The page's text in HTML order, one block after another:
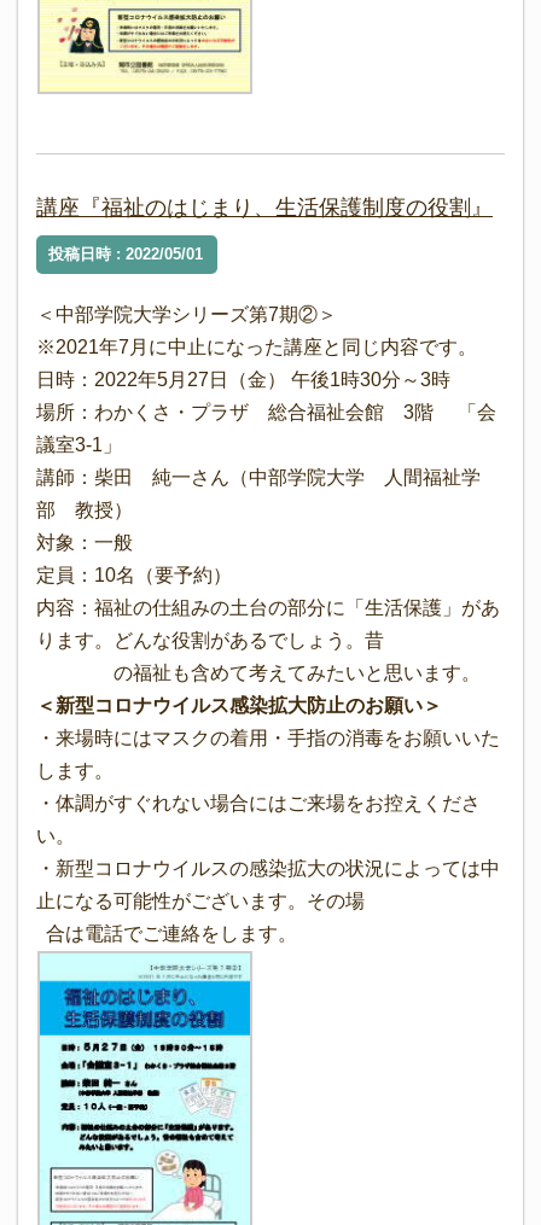
講座『福祉のはじまり、生活保護制度の役割』
投稿日時 : 2022/05/01
＜中部学院大学シリーズ第7期②＞
※2021年7月に中止になった講座と同じ内容です。
日時：2022年5月27日（金） 午後1時30分～3時
場所：わかくさ・プラザ 総合福祉会館 3階 「会
議室3-1」
講師：柴田 純一さん（中部学院大学 人間福祉学
部 教授）
対象：一般
定員：10名（要予約）
内容：福祉の仕組みの土台の部分に「生活保護」があ
ります。どんな役割があるでしょう。昔
の福祉も含めて考えてみたいと思います。
＜新型コロナウイルス感染拡大防止のお願い＞
・来場時にはマスクの着用・手指の消毒をお願いいた
します。
・体調がすぐれない場合にはご来場をお控えくださ
い。
・新型コロナウイルスの感染拡大の状況によっては中
止になる可能性がございます。その場
合は電話でご連絡をします。